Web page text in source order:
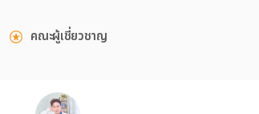
คณะผู้เชี่ยวชาญ